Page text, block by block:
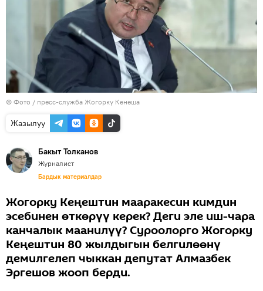
© Фото / пресс-служба Жогорку Кенеша
Жазылуу
Бакыт Толканов
Журналист
Бардык материалдар
Жогорку Кеңештин мааракесин кимдин
эсебинен өткөрүү керек? Деги эле иш-чара
канчалык маанилүү? Суроолорго Жогорку
Кеңештин 80 жылдыгын белгилөөнү
демилгелеп чыккан депутат Алмазбек
Эргешов жооп берди.